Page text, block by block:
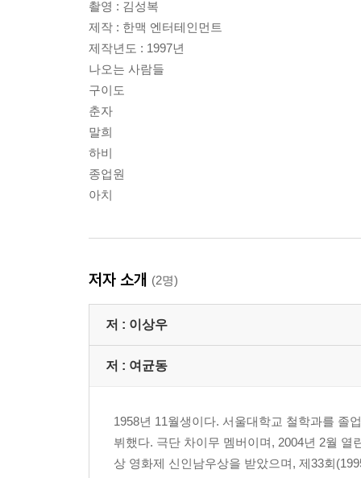
촬영 : 김성복
제작 : 한맥 엔터테인먼트
제작년도 : 1997년
나오는 사람들
구이도
춘자
말희
하비
종업원
아치
저자 소개 (2명)
저 : 이상우
저 : 여균동
1958년 11월생이다. 서울대학교 철학과를 졸
뷔했다. 극단 차이무 멤버이며, 2004년 2월
상 영화제 신인남우상을 받았으며, 제33회